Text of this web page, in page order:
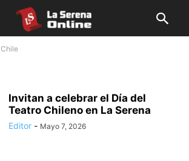
Chile
Invitan a celebrar el Día del
Teatro Chileno en La Serena
Editor - Mayo 7, 2026